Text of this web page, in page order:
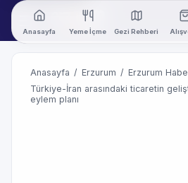
Anasayfa Yeme İçme Gezi Rehberi
Anasayfa / Erzurum / Erzurum
Türkiye-İran arasındaki ticaretin
eylem planı